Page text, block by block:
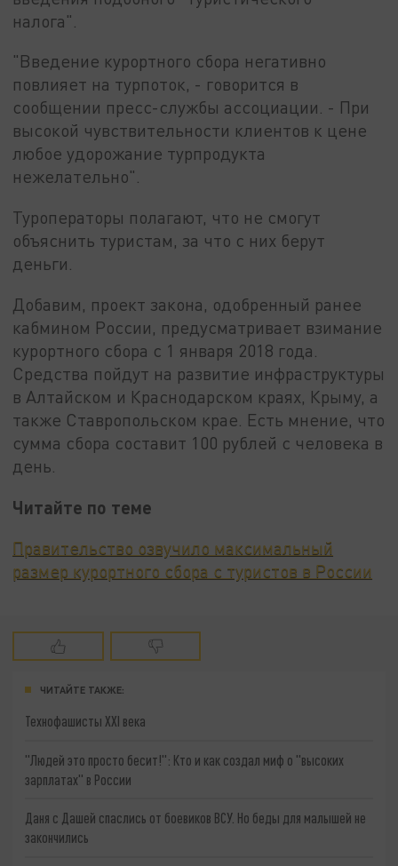
налога".
"Введение курортного сбора негативно
повлияет на турпоток, - говорится в
сообщении пресс-службы ассоциации. - При
высокой чувствительности клиентов к цене
любое удорожание турпродукта
нежелательно".
Туроператоры полагают, что не смогут
объяснить туристам, за что с них берут
деньги.
Добавим, проект закона, одобренный ранее
кабмином России, предусматривает взимание
курортного сбора с 1 января 2018 года.
Средства пойдут на развитие инфраструктуры
в Алтайском и Краснодарском краях, Крыму, а
также Ставропольском крае. Есть мнение, что
сумма сбора составит 100 рублей с человека в
день.
Читайте по теме
Правительство озвучило максимальный
размер курортного сбора с туристов в России
ЧИТАЙТЕ ТАКЖЕ:
Технофашисты XXI века
"Людей это просто бесит!": Кто и как создал миф о "высоких
зарплатах" в России
Даня с Дашей спаслись от боевиков ВСУ. Но беды для малышей не
закончились